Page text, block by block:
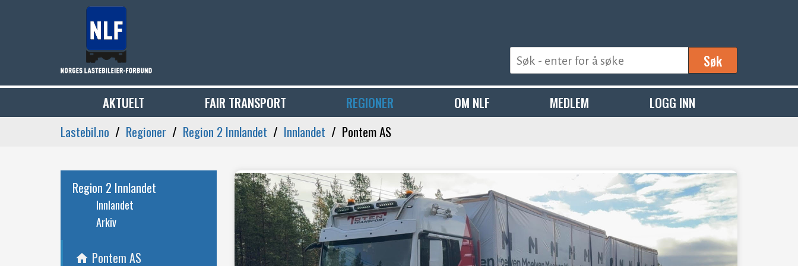
Søk
AKTUELT FAIR TRANSPORT REGIONER OM NLF MEDLEM
LOGG INN
Lastebil.no
Regioner Region 2 Innlandet Innlandet Pontem AS
Region 2 Innlandet
Innlandet
Arkiv
home Pontem AS